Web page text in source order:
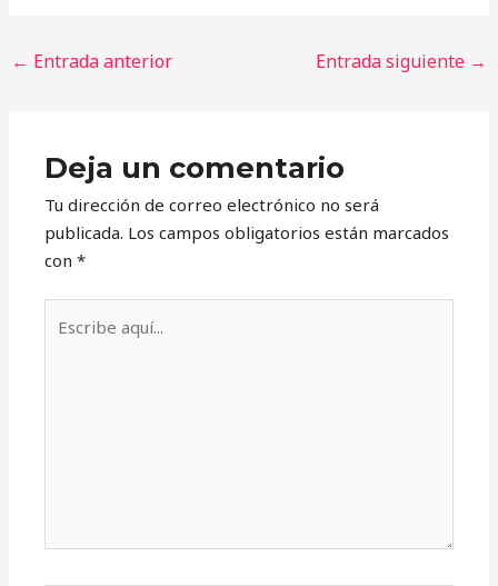
← Entrada anterior Entrada siguiente →
Deja un comentario
Tu dirección de correo electrónico no será
publicada. Los campos obligatorios están marcados
con*
aquí...